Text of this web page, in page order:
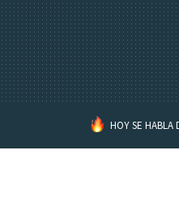
HOY SE HABLA